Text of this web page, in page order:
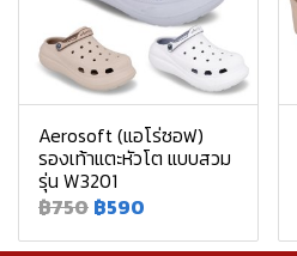
Aerosoft (แอโร่ซอฟ)
รองเท้าแตะหัวโต แบบสวม
รุ่น W3201
฿750 ฿590